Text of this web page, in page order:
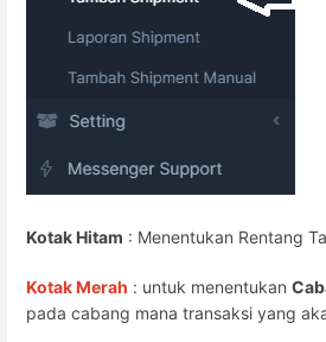
Kotak Hitam : Menentukan Rentang
Kotak Merah : untuk menentukan
pada cabang mana transaksi yang